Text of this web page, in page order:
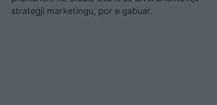
strategji marketingu, por e gabuar.